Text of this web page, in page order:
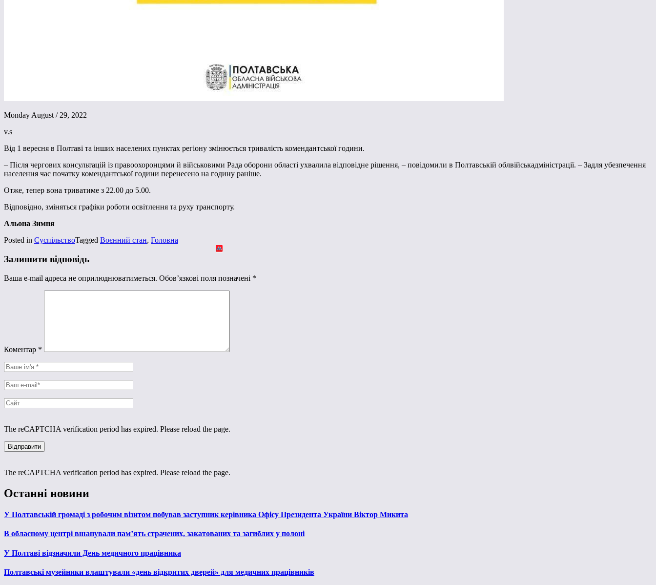
Monday August / 29, 2022
v.s
Від 1 вересня в Полтаві та інших населених пунктах регіону змінюється тривалість комендантської години.
– Після чергових консультацій із правоохоронцями й військовими Рада оборони області ухвалила відповідне рішення, – повідомили в Полтавській облвійськадміністрації. – Задля убезпечення
населення час початку комендантської години перенесено на годину раніше.
Отже, тепер вона триватиме з 22.00 до 5.00.
Відповідно, зміняться графіки роботи освітлення та руху транспорту.
Альона Зимня
Posted in СуспільствоTagged Воєнний стан, Головна
Залишити відповідь
Ваша e-mail адреса не оприлюднюватиметься. Обов’язкові поля позначені *
Коментар *
The reCAPTCHA verification period has expired. Please reload the page.
The reCAPTCHA verification period has expired. Please reload the page.
Останні новини
У Полтавській громаді з робочим візитом побував заступник керівника Офісу Президента України Віктор Микита
В обласному центрі вшанували пам’ять страчених, закатованих та загиблих у полоні
У Полтаві відзначили День медичного працівника
Полтавські музейники влаштували «день відкритих дверей» для медичних працівників